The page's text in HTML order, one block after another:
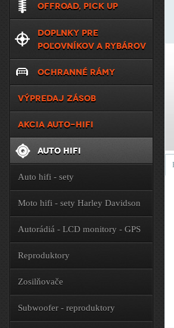
OFFROAD, PICK UP
DOPLNKY PRE
POĽOVNÍKOV A RYBÁROV
OCHRANNÉ RÁMY
VÝPREDAJ ZÁSOB
AKCIA AUTO-HIFI
AUTO HIFI
Auto hifi - sety
Moto hifi - sety Harley Davidson
Autorádiá - LCD monitory - GPS
Reproduktory
Zosilňovače
Subwoofer - reproduktory